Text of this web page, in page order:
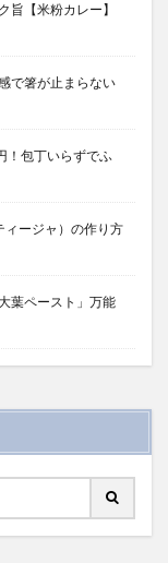
旨【米粉カレー】
で箸が止まらない
！包丁いらずでふ
ィージャ）の作り方
葉ペースト」万能